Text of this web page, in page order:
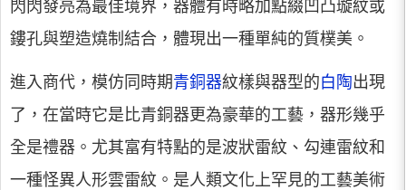
閃閃發亮為最佳境界，器體有時略加點綴凹凸璇紋或
鏤孔與塑造燒制結合，體現出一種單純的質樸美。
進入商代，模仿同時期青銅器紋樣與器型的白陶出現
了，在當時它是比青銅器更為豪華的工藝，器形幾乎
全是禮器。尤其富有特點的是波狀雷紋、勾連雷紋和
一種怪異人形雲雷紋。是人類文化上罕見的工藝美術